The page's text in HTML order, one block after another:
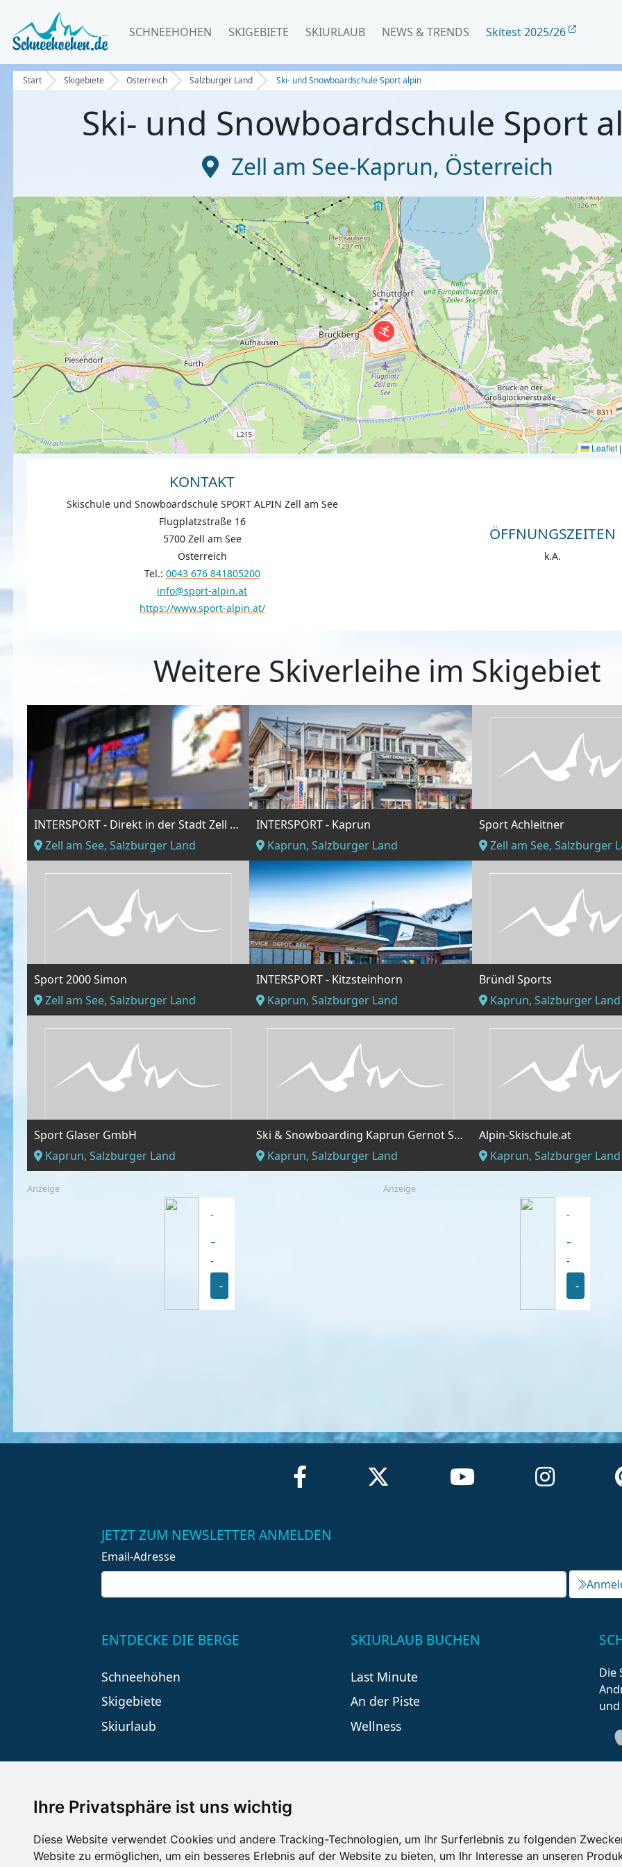
Ihre Privatsphäre ist uns wichtig
Diese Website verwendet Cookies und andere Tracking-Technologien, um Ihr Surferlebnis zu folgenden
Website zu ermöglichen, um ein besseres Erlebnis auf der Website zu bieten, um Ihr Interesse an unseren
SCHNEEHÖHEN SKIGEBIETE SKIURLAUB NEWS & TRENDS Skitest 2025/26
Start Skigebiete Österreich Salzburger Land Ski- und Snowboardschule Sport alpin
Ski- und Snowboardschule Sport
Zell am See-Kaprun, Österreich
Leaflet |
KONTAKT
Skischule und Snowboardschule SPORT ALPIN Zell am See
Flugplatzstraße 16
5700 Zell am See
Österreich
Tel.: 0043 676 841805200
info@sport-alpin.at
https://www.sport-alpin.at/
ÖFFNUNGSZEITEN
k.A.
Weitere Skiverleihe im Skigebiet
INTERSPORT - Direkt in der Stadt Zell am See
Zell am See, Salzburger Land
INTERSPORT - Kaprun
Kaprun, Salzburger Land
Sport Achleitner
Zell am See, Salzburger
Sport 2000 Simon
Zell am See, Salzburger Land
INTERSPORT - Kitzsteinhorn
Kaprun, Salzburger Land
Bründl Sports
Kaprun, Salzburger Land
Sport Glaser GmbH
Kaprun, Salzburger Land
Ski & Snowboarding Kaprun Gernot Schermer
Kaprun, Salzburger Land
Alpin-Skischule.at
Kaprun, Salzburger Land
Anzeige
-
-
-
-
Anzeige
-
-
-
-
JETZT ZUM NEWSLETTER ANMELDEN
Email-Adresse
ENTDECKE DIE BERGE
Schneehöhen
Skigebiete
Skiurlaub
SKIURLAUB BUCHEN
Last Minute
An der Piste
Wellness
Die
Impressum Datenschutz Nutzungsbedingungen Kontakt Partner Portale